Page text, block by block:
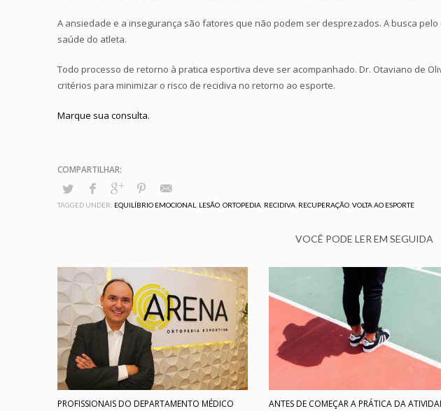
A ansiedade e a insegurança são fatores que não podem ser desprezados. A busca
saúde do atleta.
Todo processo de retorno à pratica esportiva deve ser acompanhado. Dr. Otaviano de
critérios para minimizar o risco de recidiva no retorno ao esporte.
Marque sua consulta.
TAGGED UNDER: EQUILÍBRIO EMOCIONAL LESÃO ORTOPEDIA RECIDIVA RECUPERAÇÃO VOLTA AO ESPORTE
VOCÊ PODE LER EM SEGUIDA
PROFISSIONAIS DO DEPARTAMENTO MÉDICO
ANTES DE COMEÇAR A PRÁTICA DA